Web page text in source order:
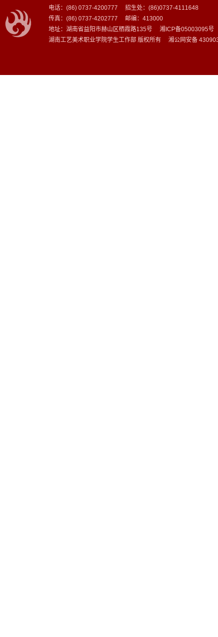
电话：(86) 0737-4200777 招生处：(86)0737-4111648
传真：(86) 0737-4202777 邮编：413000
地址：湖南省益阳市赫山区栖霞路135号 湘ICP备05003095号
湖南工艺美术职业学院学生工作部 版权所有 湘公网安备